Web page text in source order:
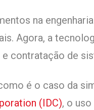
na
Agora, a
contratação de
é o caso da
(IDC), o